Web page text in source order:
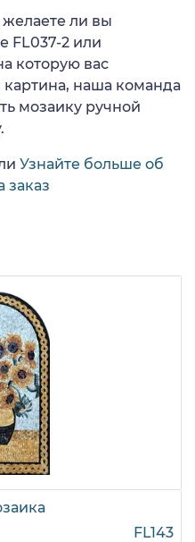
желаете ли вы
FL037-2 или
которую вас
наша команда
мозаику ручной
Узнайте больше об
заказ
FL143